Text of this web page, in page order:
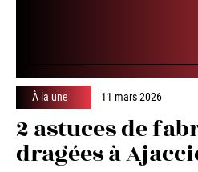
À la une 11 mars 2026
2 astuces de
dragées à